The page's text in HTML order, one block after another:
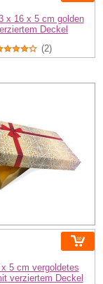
x 16 x 5 cm golden
Deckel
(2)
5 cm vergoldetes
verziertem Deckel